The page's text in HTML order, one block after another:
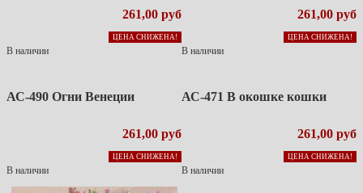
261,00 руб
ЦЕНА СНИЖЕНА!
В наличии
261,00 руб
ЦЕНА СНИЖЕНА!
В наличии
АС-490 Огни Венеции
261,00 руб
ЦЕНА СНИЖЕНА!
В наличии
АС-471 В окошке кошки
261,00 руб
ЦЕНА СНИЖЕНА!
В наличии